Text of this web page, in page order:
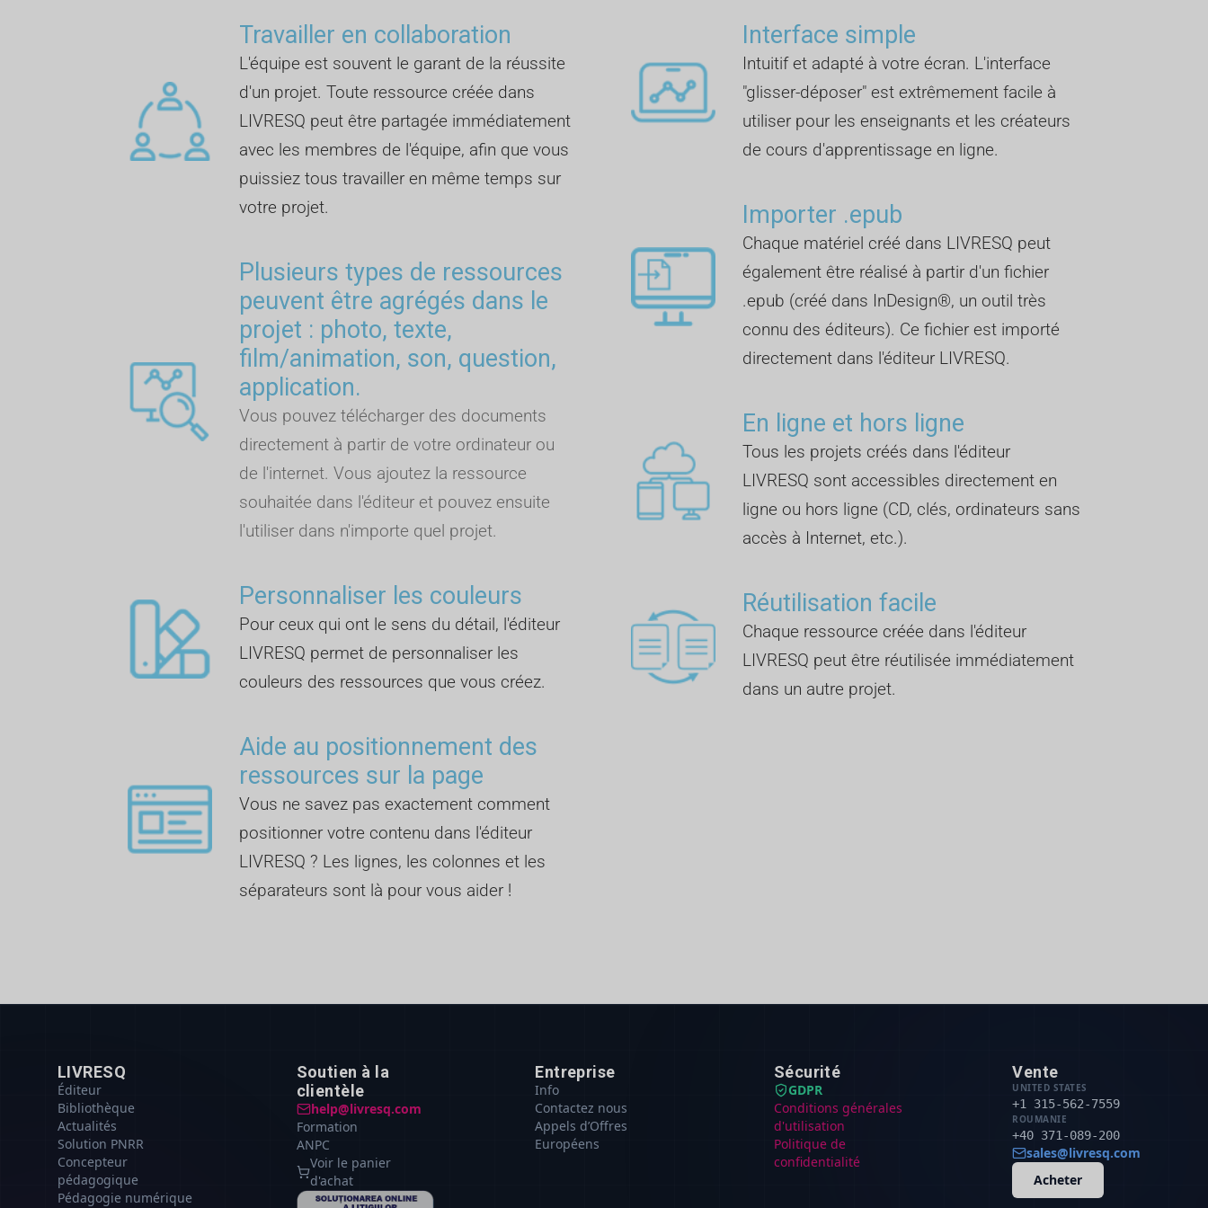
Travailler en collaboration
L'équipe est souvent le garant de la réussite
d'un projet. Toute ressource créée dans
LIVRESQ peut être partagée immédiatement
avec les membres de l'équipe, afin que vous
puissiez tous travailler en même temps sur
votre projet.
Plusieurs types de ressources
peuvent être agrégés dans le
projet : photo, texte,
film/animation, son, question,
application.
Vous pouvez télécharger des documents
directement à partir de votre ordinateur ou
de l'internet. Vous ajoutez la ressource
souhaitée dans l'éditeur et pouvez ensuite
l'utiliser dans n'importe quel projet.
Personnaliser les couleurs
Pour ceux qui ont le sens du détail, l'éditeur
LIVRESQ permet de personnaliser les
couleurs des ressources que vous créez.
Aide au positionnement des
ressources sur la page
Vous ne savez pas exactement comment
positionner votre contenu dans l'éditeur
LIVRESQ ? Les lignes, les colonnes et les
séparateurs sont là pour vous aider !
Interface simple
Intuitif et adapté à votre écran. L'interface
"glisser-déposer" est extrêmement facile à
utiliser pour les enseignants et les créateurs
de cours d'apprentissage en ligne.
Importer .epub
Chaque matériel créé dans LIVRESQ peut
également être réalisé à partir d'un fichier
.epub (créé dans InDesign®, un outil très
connu des éditeurs). Ce fichier est importé
directement dans l'éditeur LIVRESQ.
En ligne et hors ligne
Tous les projets créés dans l'éditeur
LIVRESQ sont accessibles directement en
ligne ou hors ligne (CD, clés, ordinateurs sans
accès à Internet, etc.).
Réutilisation facile
Chaque ressource créée dans l'éditeur
LIVRESQ peut être réutilisée immédiatement
dans un autre projet.
LIVRESQ
Éditeur
Bibliothèque
Actualités
Solution PNRR
Concepteur
pédagogique
Pédagogie numérique
Soutien à la
clientèle
help@livresq.com
Formation
ANPC
Voir le panier
d'achat
Entreprise
Info
Contactez nous
Appels d’Offres
Européens
Sécurité
GDPR
Conditions générales
d'utilisation
Politique de
confidentialité
Vente
UNITED STATES
+1 315-562-7559
ROUMANIE
+40 371-089-200
sales@livresq.com
Acheter